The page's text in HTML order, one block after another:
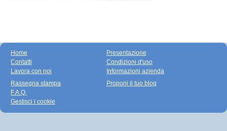
Home
Contatti
Lavora con noi
Presentazione
Condizioni d'uso
Informazioni azienda
Rassegna stampa
F.A.Q.
Gestisci i cookie
Proponi il tuo blog